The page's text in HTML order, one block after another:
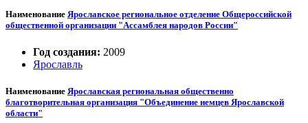
Наименование Ярославское региональное отделение Общероссийской
общественной организации "Ассамблея народов России"
Год создания: 2009
Ярославль
Наименование Ярославская региональная общественно
благотворительная организация "Объединение немцев Ярославской
области"